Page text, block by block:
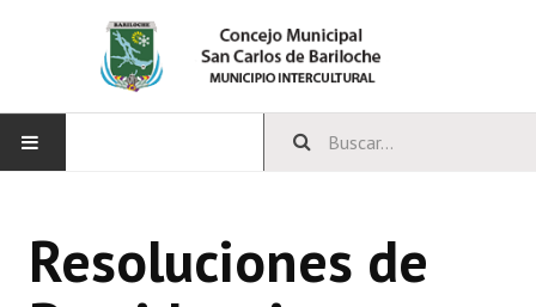
CONCEJO
Resoluciones de